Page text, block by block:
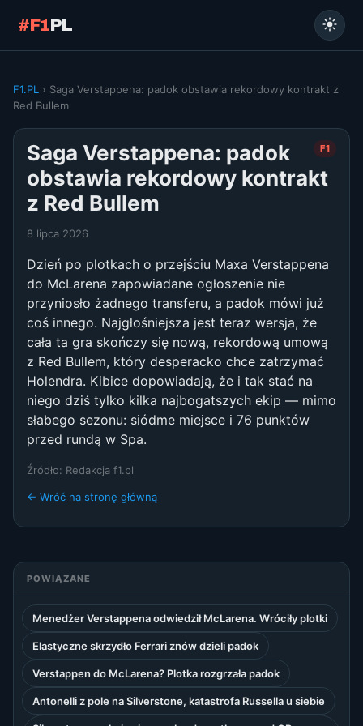
#F1PL
F1.PL › Saga Verstappena: padok obstawia rekordowy kontrakt z
Red Bullem
F1
Saga Verstappena: padok
obstawia rekordowy kontrakt
z Red Bullem
8 lipca 2026
Dzień po plotkach o przejściu Maxa Verstappena
do McLarena zapowiadane ogłoszenie nie
przyniosło żadnego transferu, a padok mówi już
coś innego. Najgłośniejsza jest teraz wersja, że
cała ta gra skończy się nową, rekordową umową
z Red Bullem, który desperacko chce zatrzymać
Holendra. Kibice dopowiadają, że i tak stać na
niego dziś tylko kilka najbogatszych ekip — mimo
słabego sezonu: siódme miejsce i 76 punktów
przed rundą w Spa.
Źródło: Redakcja f1.pl
← Wróć na stronę główną
POWIĄZANE
Menedżer Verstappena odwiedził McLarena. Wróciły plotki
Elastyczne skrzydło Ferrari znów dzieli padok
Verstappen do McLarena? Plotka rozgrzała padok
Antonelli z pole na Silverstone, katastrofa Russella u siebie